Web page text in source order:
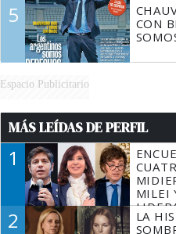
5
CON
Espacio Publicitario
MÁS LEÍDAS DE PERFIL
1
MILEI
2
LA